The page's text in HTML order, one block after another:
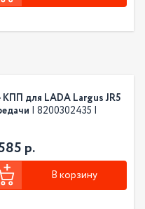
для LADA Largus JR5
| 8200302435 |
р.
В корзину